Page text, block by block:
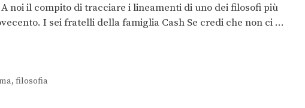
noi il compito di tracciare i lineamenti di uno dei filosofi più
I sei fratelli della famiglia Cash Se credi che non ci …
, filosofia